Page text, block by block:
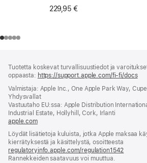
superpinkki
229,95 €
Tuotetta koskevat turvallisuustiedot ja
oppaasta: https://support.apple.com/fi-fi/docs
Valmistaja: Apple Inc., One Apple Park Way,
Yhdysvallat
Vastuutaho EU:ssa: Apple Distribution
Industrial Estate, Hollyhill, Cork, Irlanti
apple.com(avautuu
uuteen
ikkunaan)
Löydät lisätietoja kuluista, jotka Apple maksaa
kierrätyksestä ja käsittelystä, osoitteesta
regulatoryinfo.apple.com/regulation1542
Rannekkeiden saatavuus voi muuttua.